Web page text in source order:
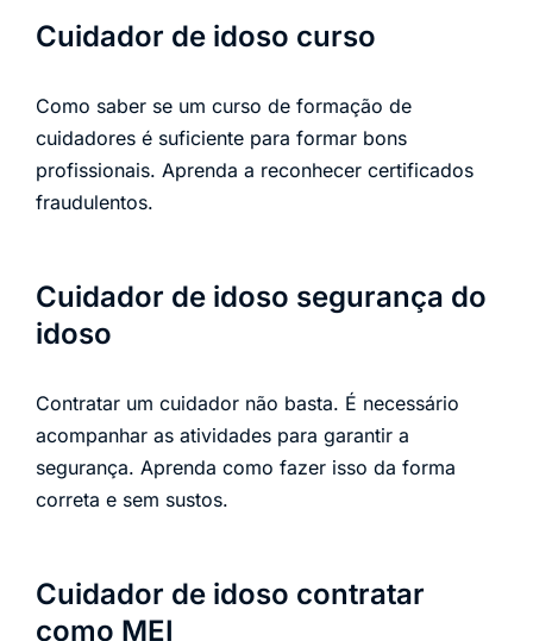
Cuidador de idoso curso
Como saber se um curso de formação de
cuidadores é suficiente para formar bons
profissionais. Aprenda a reconhecer certificados
fraudulentos.
Cuidador de idoso segurança do
idoso
Contratar um cuidador não basta. É necessário
acompanhar as atividades para garantir a
segurança. Aprenda como fazer isso da forma
correta e sem sustos.
Cuidador de idoso contratar
como MEI